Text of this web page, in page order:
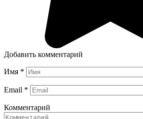
Добавить комментарий
Имя *
Email *
Комментарий